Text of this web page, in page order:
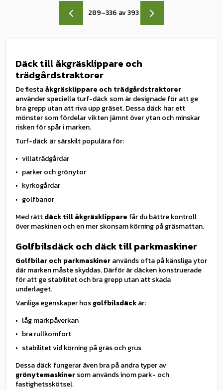
289–336 av393
Däck till åkgräsklippare och
trädgårdstraktorer
De flestaåkgräsklippare och trädgårdstraktorer
använder speciella turf-däck som är designade för att ge
bra grepp utan att riva upp gräset. Dessa däck har ett
mönster som fördelar vikten jämnt över ytan och minskar
risken för spår i marken.
Turf-däck är särskilt populära för:
villaträdgårdar
parker och grönytor
kyrkogårdar
golfbanor
Med rättdäck till åkgräsklippare får du bättre kontroll
över maskinen och en mer skonsam körning på gräsmattan.
Golfbilsdäck och däck till parkmaskiner
Golfbilar och parkmaskineranvänds ofta på känsliga ytor
där marken måste skyddas. Därför är däcken konstruerade
för att ge stabilitet och bra grepp utan att skada
underlaget.
Vanliga egenskaper hosgolfbilsdäckär:
låg markpåverkan
bra rullkomfort
stabilitet vid körning på gräs och grus
Dessa däck fungerar även bra på andra typer av
grönytemaskinersom används inom park- och
fastighetsskötsel.